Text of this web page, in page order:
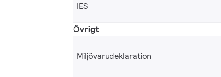
IES
Övrigt
Miljövarudeklaration